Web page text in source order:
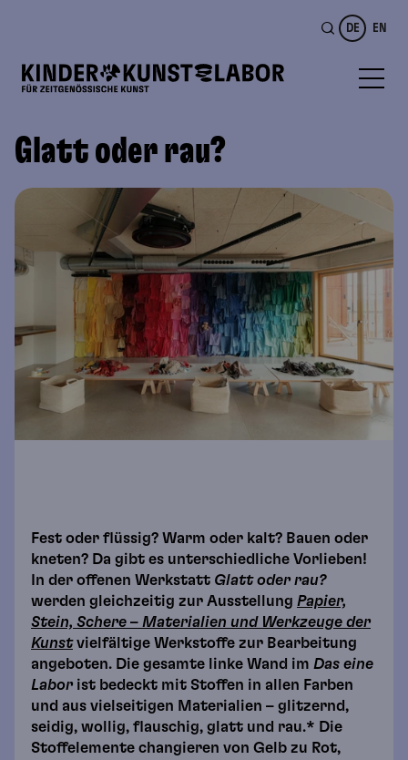
DE EN
Glatt oder rau?
Fest oder flüssig? Warm oder kalt? Bauen oder
kneten? Da gibt es unterschiedliche Vorlieben!
In der offenen Werkstatt Glatt oder rau?
werden gleichzeitig zur Ausstellung Papier,
Stein, Schere – Materialien und Werkzeuge der
Kunstvielfältige Werkstoffe zur Bearbeitung
angeboten. Die gesamte linke Wand im Das eine
Laborist bedeckt mit Stoffen in allen Farben
und aus vielseitigen Materialien – glitzernd,
seidig, wollig, flauschig, glatt und rau.* Die
Stoffelemente changieren von Gelb zu Rot,